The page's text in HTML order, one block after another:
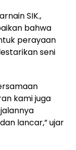
SIK.,
bahwa
perayaan
seni
kami juga
lancar,” ujar